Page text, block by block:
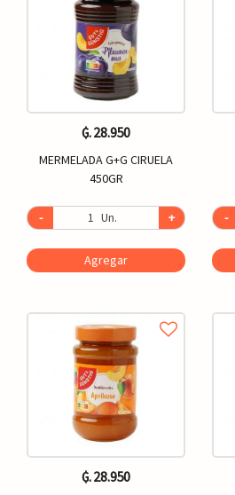
₲. 28.950
MERMELADA G+G CIRUELA
450GR
- Un. +
Agregar
-
₲. 28.950